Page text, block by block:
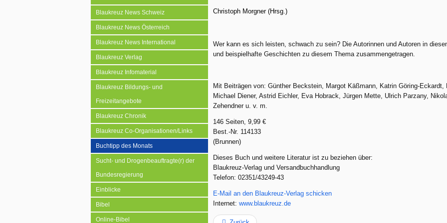
Blaukreuz News Schweiz
Blaukreuz News Österreich
Blaukreuz News International
Blaukreuz Verlag
Blaukreuz Infomaterial
Blaukreuz Bildungs- und
Freizeitangebote
Blaukreuz Chronik
Blaukreuz Co-Organisationen/Links
Buchtipp des Monats
Sucht- und Drogenbeauftragte(r) der
Bundesregierung
Einblicke
Bibel
Online-Bibel
Christoph Morgner (Hrsg.)
Wer kann es sich leisten, schwach zu sein? Die Autorinnen und Autoren in
und beispielhafte Geschichten zu diesem Thema zusammengetragen.
Mit Beiträgen von: Günther Beckstein, Margot Käßmann, Katrin Göring-Eckardt,
Michael Diener, Astrid Eichler, Eva Hobrack, Jürgen Mette, Ulrich Parzany,
Zehendner u. v. m.
146 Seiten, 9,99 €
Best.-Nr. 114133
(Brunnen)
Dieses Buch und weitere Literatur ist zu beziehen über:
Blaukreuz-Verlag und Versandbuchhandlung
Telefon: 02351/43249-43
E-Mail an den Blaukreuz-Verlag schicken
Internet: www.blaukreuz.de